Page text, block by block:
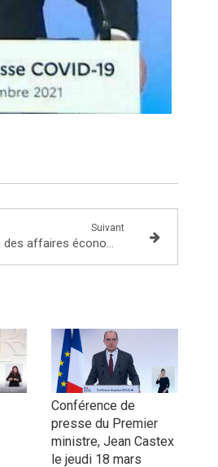
Suivant
En Commission des affaires économiques, j'interroge les rapporteurs !
Conférence de
presse du Premier
ministre, Jean Castex
le jeudi 18 mars